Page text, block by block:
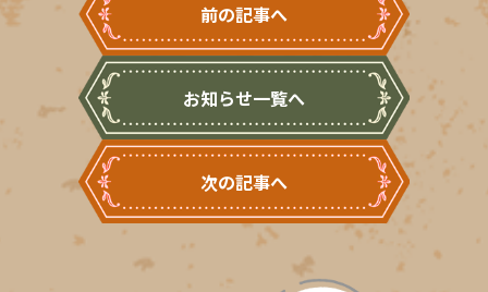
前の記事へ
お知らせ一覧へ
次の記事へ